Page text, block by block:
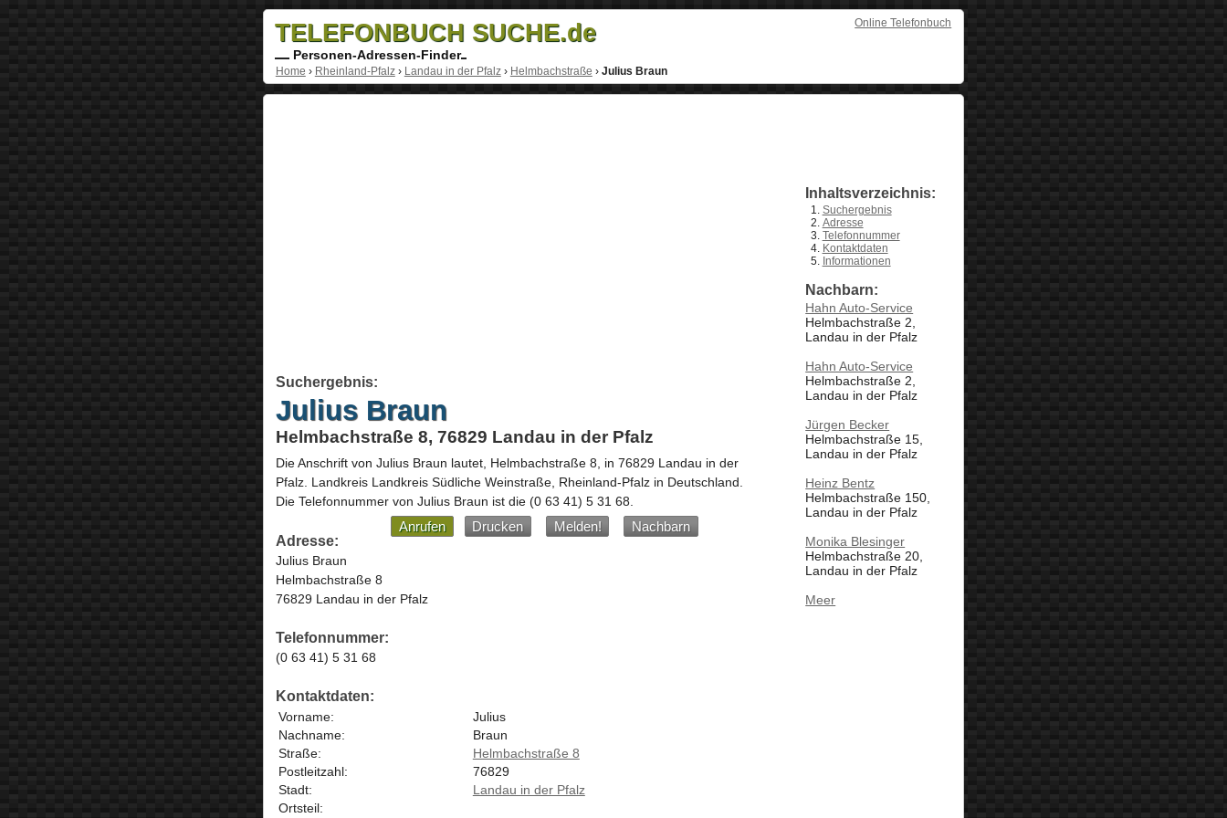
Online Telefonbuch
TELEFONBUCH SUCHE.de
Personen-Adressen-Finder
Home › Rheinland-Pfalz› Landau in der Pfalz› Helmbachstraße › Julius Braun
Suchergebnis:
Julius Braun
Helmbachstraße 8, 76829 Landau in der Pfalz
Die Anschrift von Julius Braun lautet, Helmbachstraße 8, in 76829 Landau in der
Pfalz. Landkreis Landkreis Südliche Weinstraße, Rheinland-Pfalzin Deutschland.
Die Telefonnummer von Julius Braun ist die (0 63 41) 5 31 68.
Anrufen Drucken Melden!
Nachbarn
Adresse:
Julius Braun
Helmbachstraße 8
76829 Landau in der Pfalz
Telefonnummer:
(0 63 41) 5 31 68
Kontaktdaten:
Vorname:
Julius
Nachname:
Braun
Straße:
Helmbachstraße 8
Postleitzahl:
76829
Stadt:
Landau in der Pfalz
Ortsteil:
Inhaltsverzeichnis:
Suchergebnis
Adresse
Telefonnummer
Kontaktdaten
Informationen
Nachbarn:
Hahn Auto-Service
Helmbachstraße 2,
Landau in der Pfalz
Hahn Auto-Service
Helmbachstraße 2,
Landau in der Pfalz
Jürgen Becker
Helmbachstraße 15,
Landau in der Pfalz
Heinz Bentz
Helmbachstraße 150,
Landau in der Pfalz
Monika Blesinger
Helmbachstraße 20,
Landau in der Pfalz
Meer